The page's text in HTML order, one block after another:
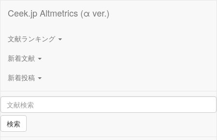
Ceek.jp Altmetrics (α ver.)
文献ランキング
新着文献
新着投稿
検索